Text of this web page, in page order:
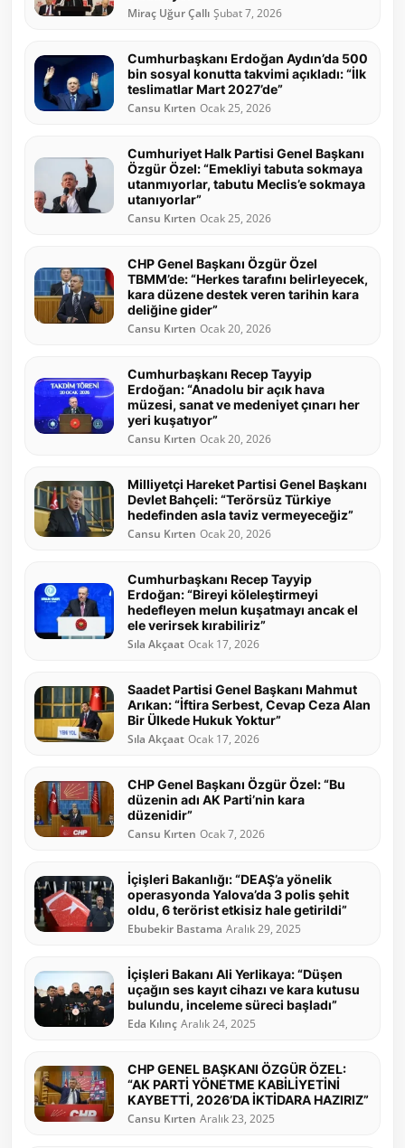
Miraç Uğur Çallı Şubat 7, 2026
Cumhurbaşkanı Erdoğan Aydın’da 500
bin sosyal konutta takvimi açıkladı: “İlk
teslimatlar Mart 2027’de”
Cansu Kırten Ocak 25, 2026
Cumhuriyet Halk Partisi Genel Başkanı
Özgür Özel: “Emekliyi tabuta sokmaya
utanmıyorlar, tabutu Meclis’e sokmaya
utanıyorlar”
Cansu Kırten Ocak 25, 2026
CHP Genel Başkanı Özgür Özel
TBMM’de: “Herkes tarafını belirleyecek,
kara düzene destek veren tarihin kara
deliğine gider”
Cansu Kırten Ocak 20, 2026
Cumhurbaşkanı Recep Tayyip
Erdoğan: “Anadolu bir açık hava
müzesi, sanat ve medeniyet çınarı her
yeri kuşatıyor”
Cansu Kırten Ocak 20, 2026
Milliyetçi Hareket Partisi Genel Başkanı
Devlet Bahçeli: “Terörsüz Türkiye
hedefinden asla taviz vermeyeceğiz”
Cansu Kırten Ocak 20, 2026
Cumhurbaşkanı Recep Tayyip
Erdoğan: “Bireyi köleleştirmeyi
hedefleyen melun kuşatmayı ancak el
ele verirsek kırabiliriz”
Sıla Akçaat Ocak 17, 2026
Saadet Partisi Genel Başkanı Mahmut
Arıkan: “İftira Serbest, Cevap Ceza Alan
Bir Ülkede Hukuk Yoktur”
Sıla Akçaat Ocak 17, 2026
CHP Genel Başkanı Özgür Özel: “Bu
düzenin adı AK Parti’nin kara
düzenidir”
Cansu Kırten Ocak 7, 2026
İçişleri Bakanlığı: “DEAŞ’a yönelik
operasyonda Yalova’da 3 polis şehit
oldu, 6 terörist etkisiz hale getirildi”
Ebubekir Bastama Aralık 29, 2025
İçişleri Bakanı Ali Yerlikaya: “Düşen
uçağın ses kayıt cihazı ve kara kutusu
bulundu, inceleme süreci başladı”
Eda Kılınç Aralık 24, 2025
CHP GENEL BAŞKANI ÖZGÜR ÖZEL:
“AK PARTİ YÖNETME KABİLİYETİNİ
KAYBETTİ, 2026’DA İKTİDARA HAZIRIZ”
Cansu Kırten Aralık 23, 2025